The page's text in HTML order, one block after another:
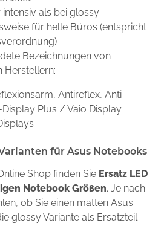
als bei glossy
für helle Büros (entspricht
Bezeichnungen von
Herstellern:
Antireflex, Anti-
Plus / Vaio Display
für Asus Notebooks
Shop finden Sie Ersatz LED
Notebook Größen. Je nach
ob Sie einen matten Asus
glossy Variante als Ersatzteil